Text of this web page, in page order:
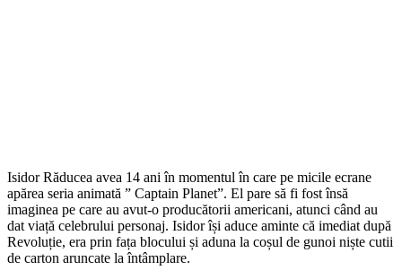
Isidor Răducea avea 14 ani în momentul în care pe micile ecrane
apărea seria animată ” Captain Planet”. El pare să fi fost însă
imaginea pe care au avut-o producătorii americani, atunci când au
dat viață celebrului personaj. Isidor își aduce aminte că imediat după
Revoluție, era prin fața blocului și aduna la coșul de gunoi niște cutii
de carton aruncate la întâmplare.